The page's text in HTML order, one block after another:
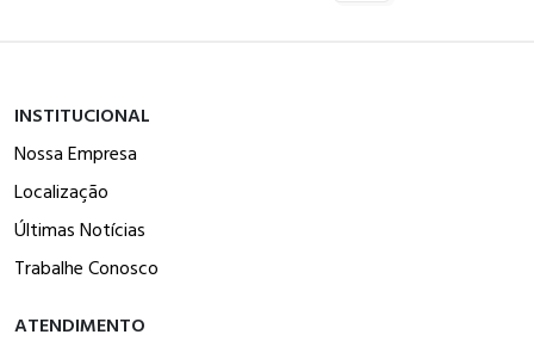
INSTITUCIONAL
Nossa Empresa
Localização
Últimas Notícias
Trabalhe Conosco
ATENDIMENTO